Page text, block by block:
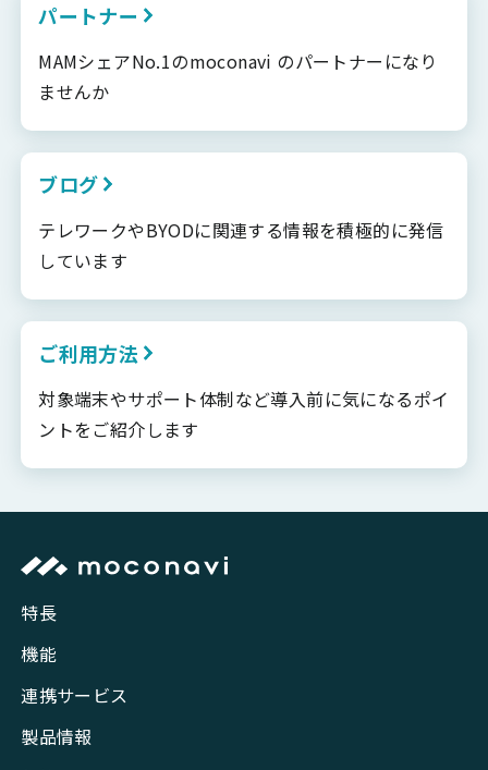
パートナー
MAMシェアNo.1のmoconavi のパートナーになり
ませんか
ブログ
テレワークやBYODに関連する情報を積極的に発信
しています
ご利用方法
対象端末やサポート体制など導入前に気になるポイ
ントをご紹介します
特長
機能
連携サービス
製品情報